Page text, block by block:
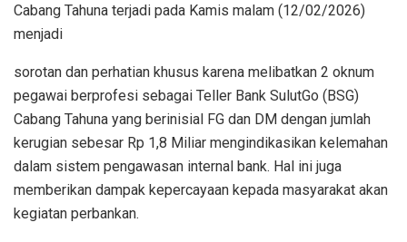
Cabang Tahuna terjadi pada Kamis malam (12/02/2026)
menjadi
sorotan dan perhatian khusus karena melibatkan 2 oknum
pegawai berprofesi sebagai Teller Bank SulutGo (BSG)
Cabang Tahuna yang berinisial FG dan DM dengan jumlah
kerugian sebesar Rp 1,8 Miliar mengindikasikan kelemahan
dalam sistem pengawasan internal bank. Hal ini juga
memberikan dampak kepercayaan kepada masyarakat akan
kegiatan perbankan.